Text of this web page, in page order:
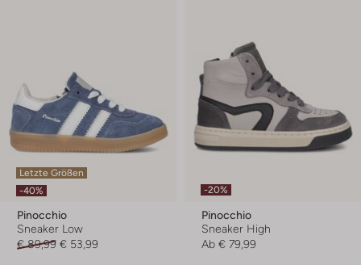
Letzte Größen
-40%
Pinocchio
Sneaker Low
€ 89,99 € 53,99
-20%
Pinocchio
Sneaker High
Ab € 79,99